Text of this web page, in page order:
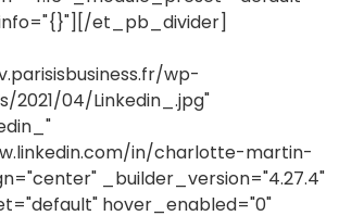
et_pb_divider]
wp-
2021/04/Linkedin_.jpg"
in/charlotte-martin-
_builder_version="4.27.4"
hover_enabled="0"